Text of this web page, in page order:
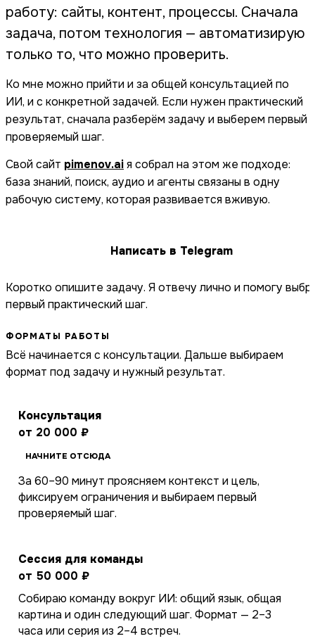
работу: сайты, контент, процессы. Сначала
задача, потом технология — автоматизирую
только то, что можно проверить.
Ко мне можно прийти и за общей консультацией по
ИИ, и с конкретной задачей. Если нужен практический
результат, сначала разберём задачу и выберем первый
проверяемый шаг.
Свой сайт pimenov.aiя собрал на этом же подходе:
база знаний, поиск, аудио и агенты связаны в одну
рабочую систему, которая развивается вживую.
Написать в Telegram
Коротко опишите задачу. Я отвечу лично и помогу
первый практический шаг.
ФОРМАТЫ РАБОТЫ
Всё начинается с консультации. Дальше выбираем
формат под задачу и нужный результат.
Консультация
от 20 000 ₽
НАЧНИТЕ ОТСЮДА
За 60–90 минут проясняем контекст и цель,
фиксируем ограничения и выбираем первый
проверяемый шаг.
Сессия для команды
от 50 000 ₽
Собираю команду вокруг ИИ: общий язык, общая
картина и один следующий шаг. Формат — 2–3
часа или серия из 2–4 встреч.